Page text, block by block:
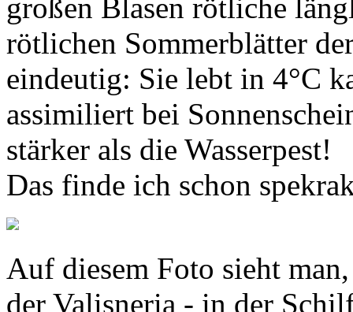
großen Blasen rötliche
rötlichen Sommerblätter
eindeutig: Sie lebt in 4°C
assimiliert bei
stärker als die Wasserpest!
Das finde ich schon
Auf diesem Foto sieht
der Valisneria - in der